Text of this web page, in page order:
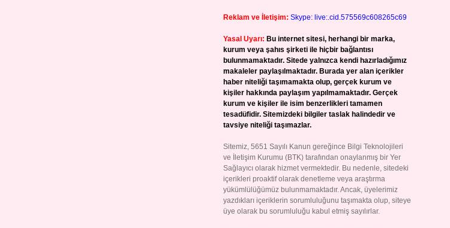
Reklam ve İletişim: Skype: live:.cid.575569c608265c69
Yasal Uyarı: Bu internet sitesi, herhangi bir marka,
kurum veya şahıs şirketi ile hiçbir bağlantısı
bulunmamaktadır. Sitede yalnızca kendi hazırladığımız
makaleler paylaşılmaktadır. Burada yer alan içerikler
haber niteliği taşımamakta olup, gerçek kurum ve
kişiler hakkında paylaşım yapılmamaktadır. Gerçek
kurum ve kişiler ile isim benzerlikleri tamamen
tesadüfidir. Sitemizdeki bilgiler taslak halindedir ve
tavsiye niteliği taşımazlar.
Sitemiz, 5651 Sayılı Kanun gereğince Bilgi Teknolojileri
ve İletişim Kurumu (BTK) tarafından onaylanmış bir Yer
Sağlayıcı olarak hizmet vermektedir. Bu nedenle, sitedeki
içerikleri proaktif olarak denetleme veya araştırma
yükümlülüğümüz bulunmamaktadır. Ancak, üyelerimiz
yazdıkları içeriklerin sorumluluğunu taşımakta olup, siteye
üye olarak bu sorumluluğu kabul etmiş sayılırlar.